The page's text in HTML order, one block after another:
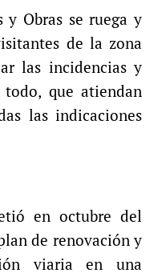
y Obras se ruega y
de la zona
las incidencias y
todo, que atiendan
las indicaciones
en octubre del
de renovación y
viaria en una